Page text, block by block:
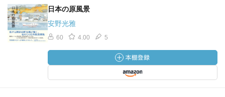
日本の原風景
安野光雅
60 4.00 5